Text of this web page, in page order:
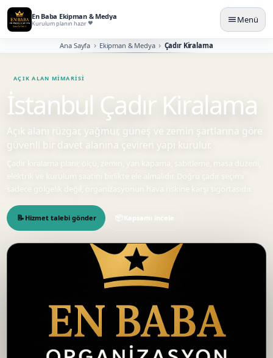
En Baba Ekipman & Medya
Kurulum planın hazır Menü
Ana Sayfa Ekipman & Medya Çadır Kiralama
İstanbul Çadır Kiralama
Açık alanı rüzgar, yağmur, güneş ve zemin şartlarına göre
güvenli bir davet alanına çeviren yapı kurulur.
Çadır kiralama planı; ölçü, zemin, yan kapama, sabitleme, masa düzeni,
elektrik ve kurulum saatini birlikte ele almalıdır. Doğru çadır seçimi
sadece gölgelik değil, organizasyonun hava riskine karşı sigortasıdır.
Hizmet talebi gönder Kapsamı incele